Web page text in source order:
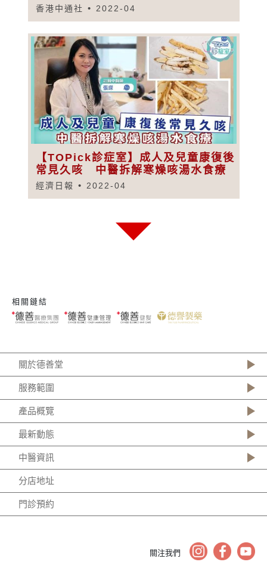
香港中通社 2022-04
【TOPick診症室】成人及兒童康復後
常見久咳 中醫拆解寒燥咳湯水食療
經濟日報 2022-04
相關鏈結
關於德善堂
服務範圍
產品概覽
最新動態
中醫資訊
分店地址
門診預約
關注我們